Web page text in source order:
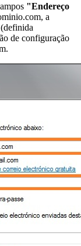
"Endereço
a
de configuração